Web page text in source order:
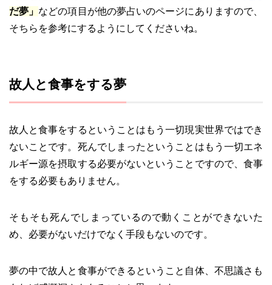
だ夢」 などの項目が他の夢占いのページにありますので、
そちらを参考にするようにしてくださいね。
故人と食事をする夢
故人と食事をするということはもう一切現実世界ではでき
ないことです。死んでしまったということはもう一切エネ
ルギー源を摂取する必要がないということですので、食事
をする必要もありません。
そもそも死んでしまっているので動くことができないた
め、必要がないだけでなく手段もないのです。
夢の中で故人と食事ができるということ自体、不思議さも